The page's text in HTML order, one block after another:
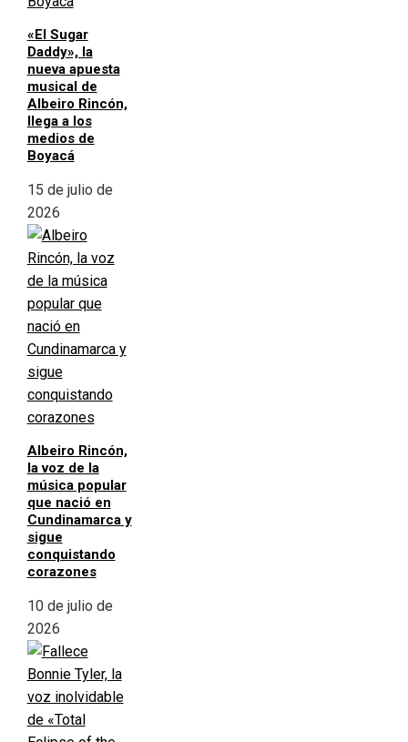
«El Sugar
Daddy», la
nueva apuesta
musical de
Albeiro Rincón,
llega a los
medios de
Boyacá
15 de julio de
2026
Albeiro Rincón,
la voz de la
música popular
que nació en
Cundinamarca y
sigue
conquistando
corazones
10 de julio de
2026